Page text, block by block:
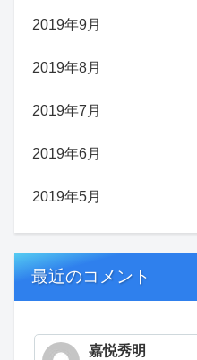
2019年9月
2019年8月
2019年7月
2019年6月
2019年5月
最近のコメント
嘉悦秀明